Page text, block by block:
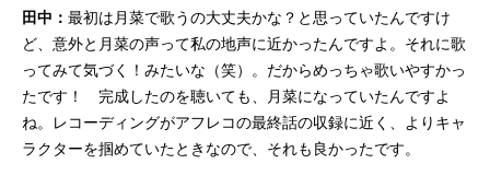
田中： 最初は月菜で歌うの大丈夫かな？と思っていたんですけ
ど、意外と月菜の声って私の地声に近かったんですよ。それに歌
ってみて気づく！みたいな（笑）。だからめっちゃ歌いやすかっ
たです！ 完成したのを聴いても、月菜になっていたんですよ
ね。レコーディングがアフレコの最終話の収録に近く、よりキャ
ラクターを掴めていたときなので、それも良かったです。